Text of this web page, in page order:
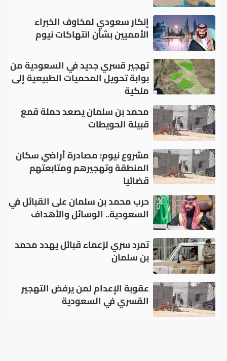
إنكار سعودي لمخاوف الخبراء
الأمميين بشأن انتهاكات نيوم
تهجير قسري جديد في السعودية من
بوابة تحويل المحميات الطبيعية إلى
ملكية
محمد بن سلمان يصعد حملة قمع
قبيلة الحويطات
مشروع نيوم: مصادرة أراضي سكان
المنطقة وتهجيرهم ومتابعتهم
قضائيا
حرب محمد بن سلمان على القبائل في
السعودية.. الوسائل والأهداف
تمرد سري لزعماء قبائل يهدد محمد
بن سلمان
عقوبة الإعدام لمن يرفض التهجير
القسري في السعودية